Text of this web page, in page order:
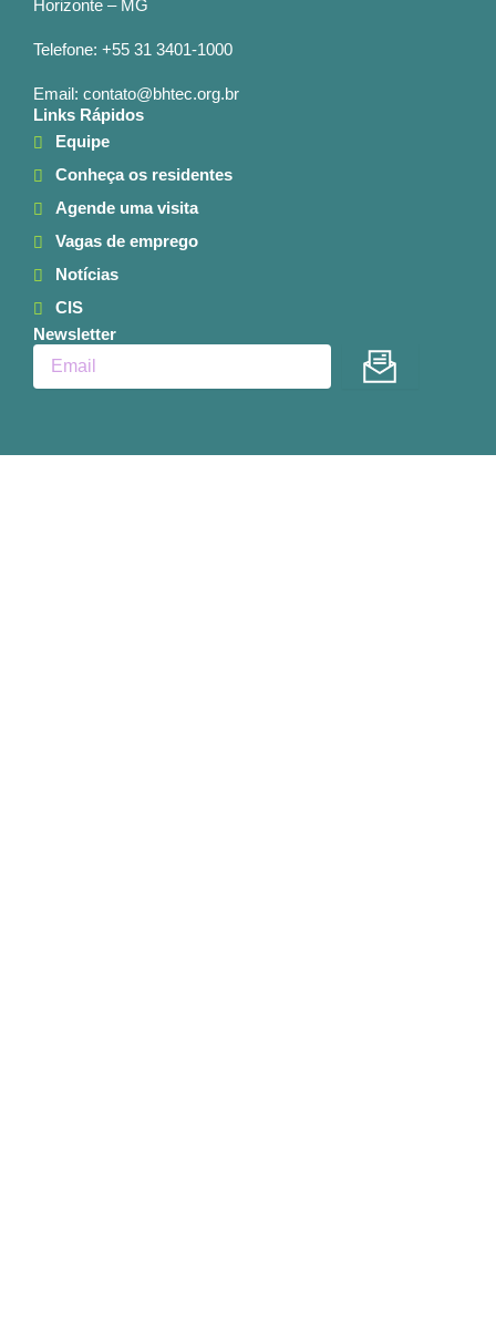
Horizonte – MG
Telefone: +55 31 3401-1000
Email: contato@bhtec.org.br
Links Rápidos
Equipe
Conheça os residentes
Agende uma visita
Vagas de emprego
Notícias
CIS
Newsletter
Enviar